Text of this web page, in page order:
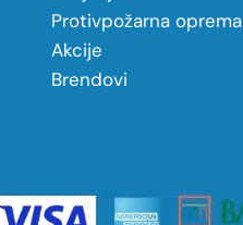
Protivpožarna oprema
Akcije
Brendovi